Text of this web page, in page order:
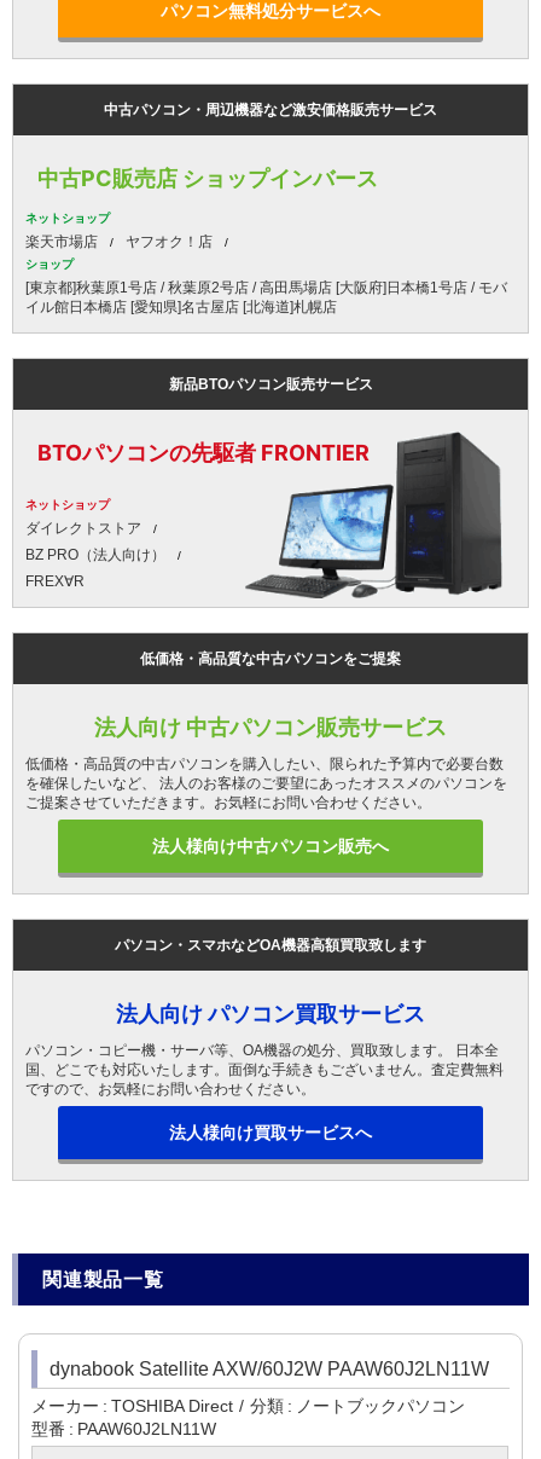
パソコン無料処分サービスへ
中古パソコン・周辺機器など激安価格販売サービス
中古PC販売店 ショップインバース
ネットショップ
楽天市場店 ヤフオク！店
ショップ
[東京都]秋葉原1号店 / 秋葉原2号店 / 高田馬場店 [大阪府]日本橋1号店 / モバ
イル館日本橋店 [愛知県]名古屋店 [北海道]札幌店
新品BTOパソコン販売サービス
BTOパソコンの先駆者 FRONTIER
ネットショップ
ダイレクトストア
BZ PRO（法人向け）
FREX∀R
低価格・高品質な中古パソコンをご提案
法人向け 中古パソコン販売サービス
低価格・高品質の中古パソコンを購入したい、限られた予算内で必要台数
を確保したいなど、 法人のお客様のご要望にあったオススメのパソコンを
ご提案させていただきます。お気軽にお問い合わせください。
法人様向け中古パソコン販売へ
パソコン・スマホなどOA機器高額買取致します
法人向け パソコン買取サービス
パソコン・コピー機・サーバ等、OA機器の処分、買取致します。 日本全
国、どこでも対応いたします。面倒な手続きもございません。査定費無料
ですので、お気軽にお問い合わせください。
法人様向け買取サービスへ
関連製品一覧
dynabook Satellite AXW/60J2W PAAW60J2LN11W
メーカー TOSHIBA Direct 分類
ノートブックパソコン
型番
PAAW60J2LN11W